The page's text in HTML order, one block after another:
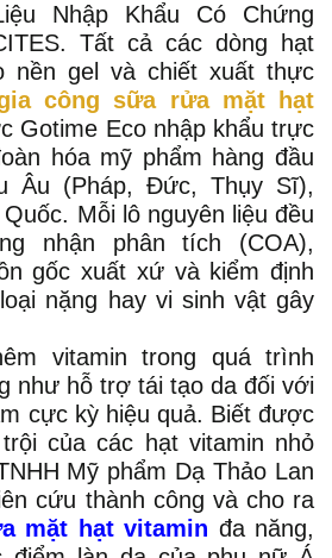
Nhập Khẩu Có Chứng
Tất cả các dòng hạt
nền gel và chiết xuất thực
công sữa rửa mặt hạt
Gotime Eco nhập khẩu trực
hóa mỹ phẩm hàng đầu
Âu (Pháp, Đức, Thụy Sĩ),
Mỗi lô nguyên liệu đều
nhận phân tích (COA),
gốc xuất xứ và kiểm định
nặng hay vi sinh vật gây
vitamin trong quá trình
như hỗ trợ tái tạo da đối với
cực kỳ hiệu quả. Biết được
của các hạt vitamin nhỏ
Mỹ phẩm Dạ Thảo Lan
cứu thành công và cho ra
mặt hạt vitamin đa năng,